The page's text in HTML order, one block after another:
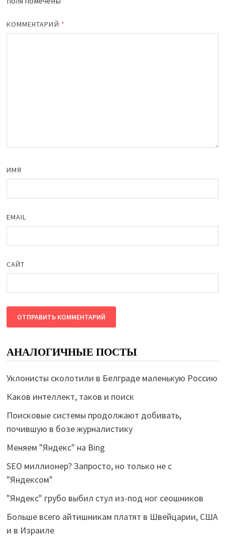
КОММЕНТАРИЙ *
ИМЯ
EMAIL
САЙТ
АНАЛОГИЧНЫЕ ПОСТЫ
Уклонисты сколотили в Белграде маленькую Россию
Каков интеллект, таков и поиск
Поисковые системы продолжают добивать,
почившую в бозе журналистику
Меняем "Яндекс" на Bing
SEO миллионер? Запросто, но только не с
"Яндексом"
"Яндекс" грубо выбил стул из-под ног сеошников
Больше всего айтишникам платят в Швейцарии, США
и в Израиле